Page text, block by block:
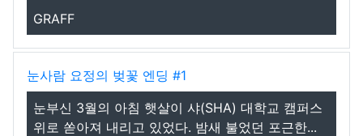
GRAFF
눈사람 요정의 벚꽃 엔딩 #1
눈부신 3월의 아침 햇살이 샤(SHA) 대학교 캠퍼스
위로 쏟아져 내리고 있었다. 밤새 불었던 포근한...